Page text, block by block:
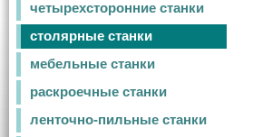
четырехсторонние станки
столярные станки
мебельные станки
раскроечные станки
ленточно-пильные станки